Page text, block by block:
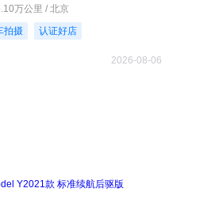
万公里 / 北京
拍摄 认证好店
2026-08-06